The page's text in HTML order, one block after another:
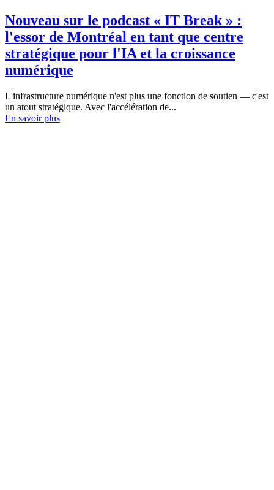
Nouveau sur le podcast « IT Break » :
l'essor de Montréal en tant que centre
stratégique pour l'IA et la croissance
numérique
L'infrastructure numérique n'est plus une fonction de soutien — c'est
un atout stratégique. Avec l'accélération de...
En savoir plus